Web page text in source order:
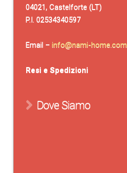
04021, Castelforte (LT)
P.I. 02534340597
Email – info@nami-home.com
Resi e Spedizioni
Dove Siamo